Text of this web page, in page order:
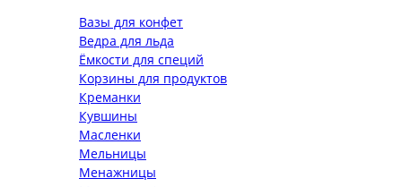
Вазы для конфет
Ведра для льда
Ёмкости для специй
Корзины для продуктов
Креманки
Кувшины
Масленки
Мельницы
Менажницы